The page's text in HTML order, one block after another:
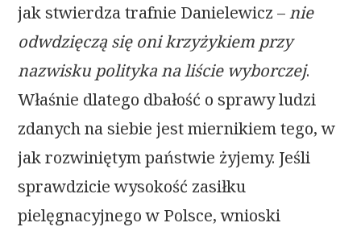
jak stwierdza trafnie Danielewicz –nie
odwdzięczą się oni krzyżykiem przy
nazwisku polityka na liście wyborczej.
Właśnie dlatego dbałość o sprawy ludzi
zdanych na siebie jest miernikiem tego, w
jak rozwiniętym państwie żyjemy. Jeśli
sprawdzicie wysokość zasiłku
pielęgnacyjnego w Polsce, wnioski